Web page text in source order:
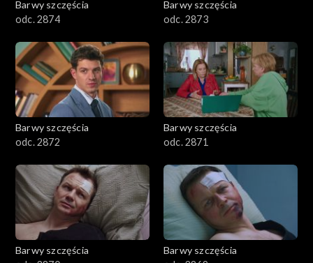
Barwy szczęścia
odc. 2874
Barwy szczęścia
odc. 2873
Barwy szczęścia
odc. 2872
Barwy szczęścia
odc. 2871
Barwy szczęścia
Barwy szczęścia